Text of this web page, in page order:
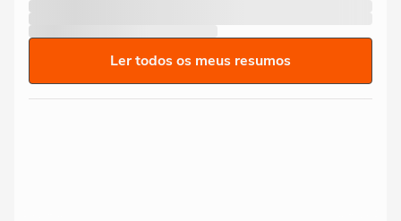
Ler todos os meus resumos